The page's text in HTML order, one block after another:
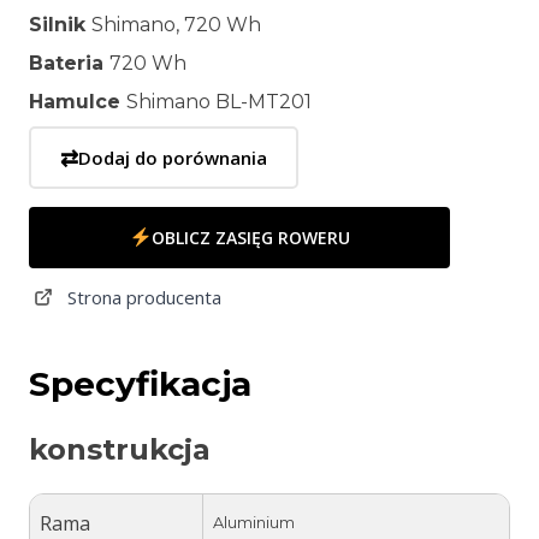
Silnik Shimano, 720 Wh
Bateria 720 Wh
Hamulce Shimano BL-MT201
⇄Dodaj do porównania
OBLICZ ZASIĘG ROWERU
Strona producenta
Specyfikacja
konstrukcja
Rama Aluminium